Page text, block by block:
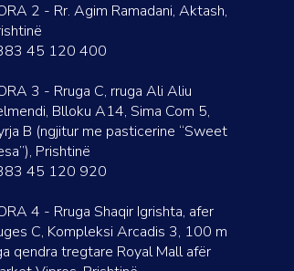
2 - Rr. Agim Ramadani, Aktash,
45 120 400
3 - Rruga C, rruga Ali Aliu
Blloku A14, Sima Com 5,
B (ngjitur me pasticerine “Sweet
Prishtinë
45 120 920
4 - Rruga Shaqir Igrishta, afer
C, Kompleksi Arcadis 3, 100 m
qendra tregtare Royal Mall afër